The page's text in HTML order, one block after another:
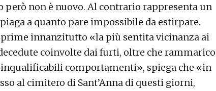
però non è nuovo. Al contrario rappresenta un
a quanto pare impossibile da estirpare.
innanzitutto «la più sentita vicinanza ai
coinvolte dai furti, oltre che rammarico
comportamenti», spiega che «in
al cimitero di Sant’Anna di questi giorni,